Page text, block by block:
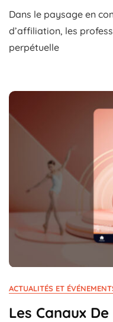
Dans le paysage en
d’affiliation, les
perpétuelle
ACTUALITÉS ET
Les Canaux